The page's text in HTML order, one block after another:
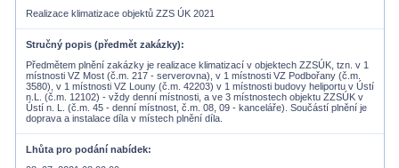
Realizace klimatizace objektů ZZS ÚK 2021
Stručný popis (předmět zakázky)
Předmětem plnění zakázky je realizace klimatizací v objektech ZZSÚK, tzn. v 1
místnosti VZ Most (č.m. 217 - serverovna), v 1 místnosti VZ Podbořany (č.m.
3580), v 1 místnosti VZ Louny (č.m. 42203) v 1 místnosti budovy heliportu v Ústí
n.L. (č.m. 12102) - vždy denní místnosti, a ve 3 místnostech objektu ZZSÚK v
Ústí n. L. (č.m. 45 - denní místnost, č.m. 08, 09 - kanceláře). Součástí plnění je
doprava a instalace díla v místech plnění díla.
Lhůta pro podání nabídek